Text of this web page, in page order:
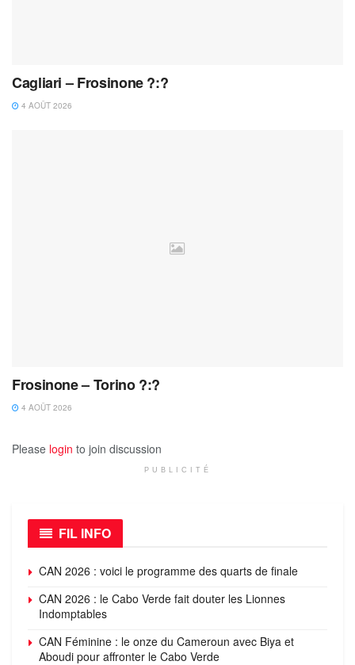
Cagliari – Frosinone ?:?
4 AOÛT 2026
Frosinone – Torino ?:?
4 AOÛT 2026
Please login to join discussion
PUBLICITÉ
FIL INFO
CAN 2026 : voici le programme des quarts de finale
CAN 2026 : le Cabo Verde fait douter les Lionnes
Indomptables
CAN Féminine : le onze du Cameroun avec Biya et
Aboudi pour affronter le Cabo Verde